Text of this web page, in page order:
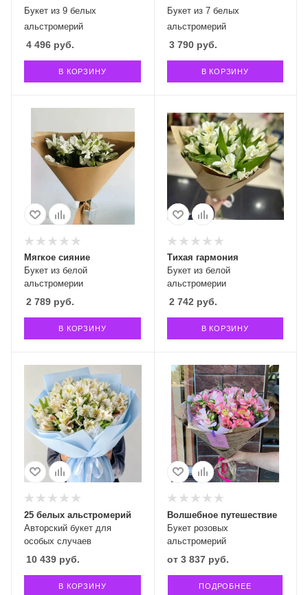
Букет из 9 белых
альстромерий
4 496 руб.
В КОРЗИНУ
Букет из 7 белых
альстромерий
3 790руб.
В КОРЗИНУ
Букет из белой
альстромерии
Мягкое сияние
2 789 руб.
В КОРЗИНУ
Букет из белой
альстромерии
Тихая гармония
2 742 руб.
В КОРЗИНУ
Авторский букет для
особых случаев
25 белых альстромерий
10 439 руб.
В КОРЗИНУ
Букет розовых
альстромерий
Волшебное путешествие
от 3 837 руб.
ПОДРОБНЕЕ